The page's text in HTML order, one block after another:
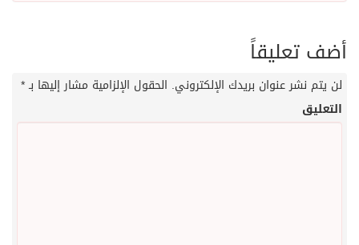
أضف تعليقاً
لن يتم نشر عنوان بريدك الإلكتروني. الحقول الإلزامية مشار إليها بـ*
التعليق